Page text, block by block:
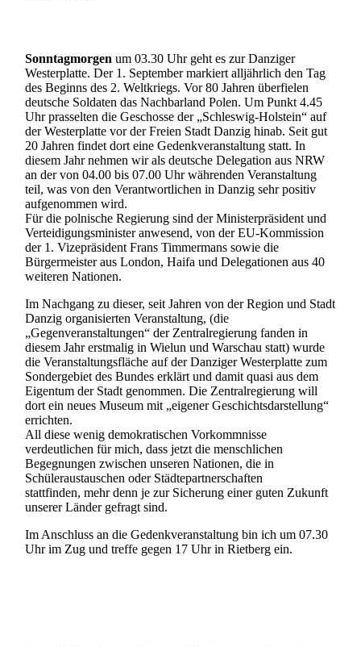
Sonntagmorgen um 03.30 Uhr geht es zur Danziger
Westerplatte. Der 1. September markiert alljährlich den Tag
des Beginns des 2. Weltkriegs. Vor 80 Jahren überfielen
deutsche Soldaten das Nachbarland Polen. Um Punkt 4.45
Uhr prasselten die Geschosse der „Schleswig-Holstein“ auf
der Westerplatte vor der Freien Stadt Danzig hinab. Seit gut
20 Jahren findet dort eine Gedenkveranstaltung statt. In
diesem Jahr nehmen wir als deutsche Delegation aus NRW
an der von 04.00 bis 07.00 Uhr währenden Veranstaltung
teil, was von den Verantwortlichen in Danzig sehr positiv
aufgenommen wird.
Für die polnische Regierung sind der Ministerpräsident und
Verteidigungsminister anwesend, von der EU-Kommission
der 1. Vizepräsident Frans Timmermans sowie die
Bürgermeister aus London, Haifa und Delegationen aus 40
weiteren Nationen.
Im Nachgang zu dieser, seit Jahren von der Region und Stadt
Danzig organisierten Veranstaltung, (die
„Gegenveranstaltungen“ der Zentralregierung fanden in
diesem Jahr erstmalig in Wielun und Warschau statt) wurde
die Veranstaltungsfläche auf der Danziger Westerplatte zum
Sondergebiet des Bundes erklärt und damit quasi aus dem
Eigentum der Stadt genommen. Die Zentralregierung will
dort ein neues Museum mit „eigener Geschichtsdarstellung“
errichten.
All diese wenig demokratischen Vorkommnisse
verdeutlichen für mich, dass jetzt die menschlichen
Begegnungen zwischen unseren Nationen, die in
Schüleraustauschen oder Städtepartnerschaften
stattfinden, mehr denn je zur Sicherung einer guten Zukunft
unserer Länder gefragt sind.
Im Anschluss an die Gedenkveranstaltung bin ich um 07.30
Uhr im Zug und treffe gegen 17 Uhr in Rietberg ein.